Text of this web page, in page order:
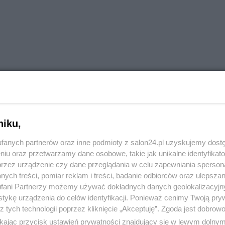
partnerów oraz inne podmioty z salon24.pl uzyskujemy
oraz przetwarzamy dane osobowe, takie jak unikalne
urządzenie czy dane przeglądania w celu zapewniania
treści, pomiar reklam i treści, badanie odbiorców oraz
Partnerzy możemy używać dokładnych danych
urządzenia do celów identyfikacji. Ponieważ cenimy Twoją
tych technologii poprzez kliknięcie „Akceptuję”. Zgoda jest
przycisk ustawień prywatności znajdujący się w lewym